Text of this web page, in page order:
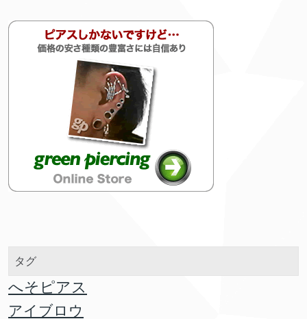
タグ
へそピアス
アイブロウ